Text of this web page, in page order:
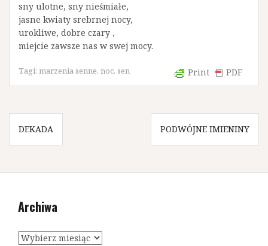
sny ulotne, sny nieśmiałe,
jasne kwiaty srebrnej nocy,
urokliwe, dobre czary ,
miejcie zawsze nas w swej mocy.
Print PDF
Tagi: marzenia senne, noc, sen
N
w
g
DEKADA PODWÓJNE IMIENINY
Archiwa
A